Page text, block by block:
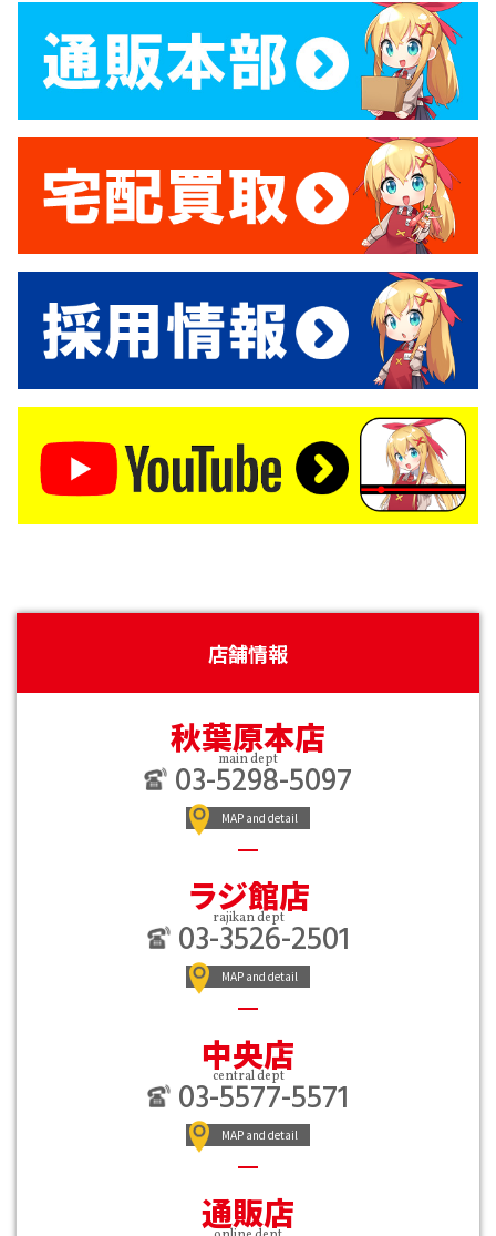
店舗情報
秋葉原本店
main dept
03-5298-5097
MAP and detail
ラジ館店
rajikan dept
03-3526-2501
MAP and detail
中央店
central dept
03-5577-5571
MAP and detail
通販店